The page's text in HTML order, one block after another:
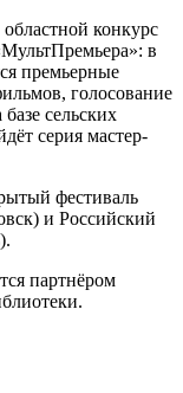
конкурс
в
премьерные
голосование
сельских
серия мастер-
фестиваль
и Российский
партнёром